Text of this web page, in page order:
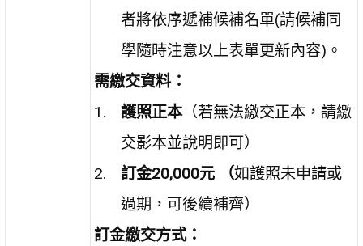
者將依序遞補候補名單(請候補同
學隨時注意以上表單更新內容)。
需繳交資料：
護照正本（若無法繳交正本，請繳
交影本並說明即可）
訂金20,000元 （如護照未申請或
過期，可後續補齊）
訂金繳交方式：